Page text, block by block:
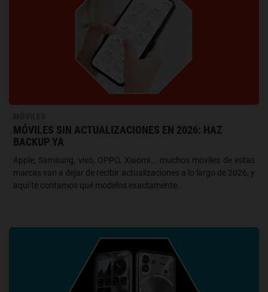
MÓVILES SIN ACTUALIZACIONES EN 2026: HAZ
BACKUP YA
Apple, Samsung, vivo, OPPO, Xiaomi... muchos móviles de estas
marcas van a dejar de recibir actualizaciones a lo largo de 2026, y
aquí te contamos qué modelos exactamente.